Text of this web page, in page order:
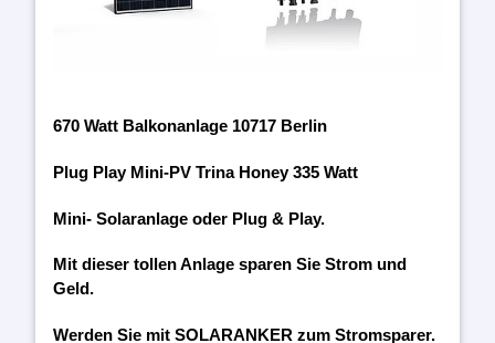
670 Watt Balkonanlage 10717 Berlin
Plug Play Mini-PV Trina Honey 335 Watt
Mini- Solaranlage oder Plug & Play.
Mit dieser tollen Anlage sparen Sie Strom und
Geld.
Werden Sie mit SOLARANKER zum Stromsparer.